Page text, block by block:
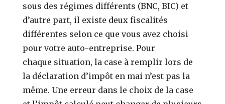
sous des régimes différents (BNC, BIC) et
d’autre part, il existe deux fiscalités
différentes selon ce que vous avez choisi
pour votre auto-entreprise. Pour
chaque situation, la case à remplir lors de
la déclaration d’impôt en mai n’est pas la
même. Une erreur dans le choix de la case